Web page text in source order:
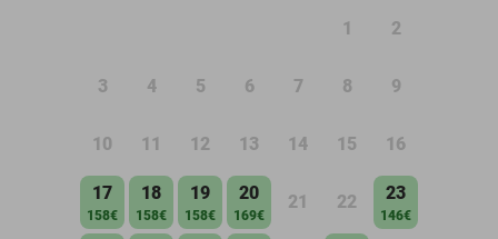
1 2
3 4 5 6 7 8 9
10 11 12 13 14 15 16
17
158€
18
158€
19
158€
20
169€
21 22 23
146€